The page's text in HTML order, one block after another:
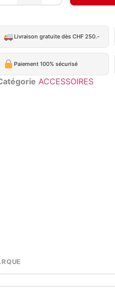
Livraison gratuite dès CHF 250.-
Paiement 100% sécurisé
ACCESSOIRES